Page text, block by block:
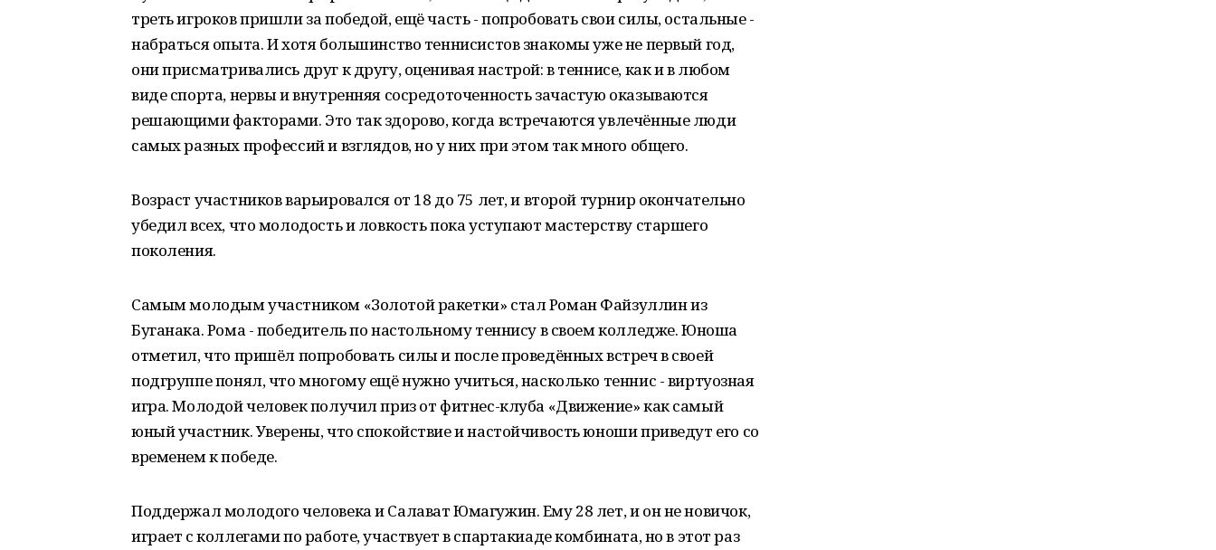
треть игроков пришли за победой, ещё часть - попробовать свои силы, остальные -
набраться опыта. И хотя большинство теннисистов знакомы уже не первый год,
они присматривались друг к другу, оценивая настрой: в теннисе, как и в любом
виде спорта, нервы и внутренняя сосредоточенность зачастую оказываются
решающими факторами. Это так здорово, когда встречаются увлечённые люди
самых разных профессий и взглядов, но у них при этом так много общего.
Возраст участников варьировался от 18 до 75 лет, и второй турнир окончательно
убедил всех, что молодость и ловкость пока уступают мастерству старшего
поколения.
Самым молодым участником «Золотой ракетки» стал Роман Файзуллин из
Буганака. Рома - победитель по настольному теннису в своем колледже. Юноша
отметил, что пришёл попробовать силы и после проведённых встреч в своей
подгруппе понял, что многому ещё нужно учиться, насколько теннис - виртуозная
игра. Молодой человек получил приз от фитнес-клуба «Движение» как самый
юный участник. Уверены, что спокойствие и настойчивость юноши приведут его со
временем к победе.
Поддержал молодого человека и Салават Юмагужин. Ему 28 лет, и он не новичок,
играет с коллегами по работе, участвует в спартакиаде комбината, но в этот раз